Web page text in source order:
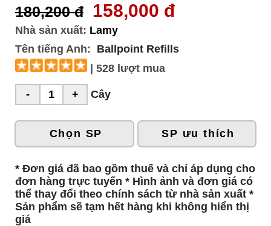
180,200 đ 158,000 đ
Nhà sản xuất: Lamy
Tên tiếng Anh: Ballpoint Refills
| 528 lượt mua
Cây
Chọn SP SP ưu thích
* Đơn giá đã bao gồm thuế và chỉ áp dụng cho
đơn hàng trực tuyến * Hình ảnh và đơn giá có
thể thay đổi theo chính sách từ nhà sản xuất *
Sản phẩm sẽ tạm hết hàng khi không hiển thị
giá